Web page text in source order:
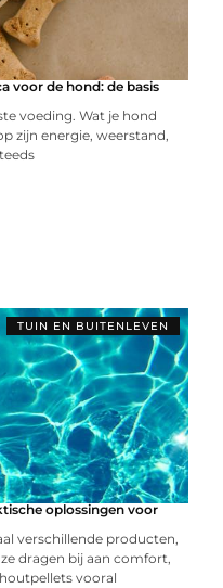
voor de hond: de basis
voeding. Wat je hond
zijn energie, weerstand,
TUIN EN BUITENLEVEN
oplossingen voor
verschillende producten,
dragen bij aan comfort,
vooral